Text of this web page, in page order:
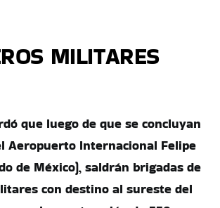
MILITARES
que luego de que se concluyan
Aeropuerto Internacional Felipe
de México), saldrán brigadas de
con destino al sureste del